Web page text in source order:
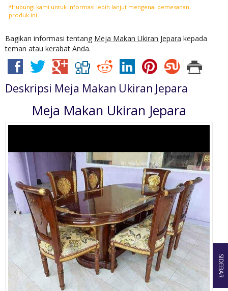
*Hubungi kami untuk informasi lebih lanjut mengenai pemesanan
produk ini.
Bagikan informasi tentang Meja Makan Ukiran Jepara kepada
teman atau kerabat Anda.
Deskripsi Meja Makan Ukiran Jepara
Meja Makan Ukiran Jepara
SIDEBAR